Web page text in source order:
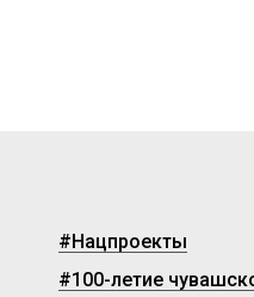
#Нацпроекты
#100-летие